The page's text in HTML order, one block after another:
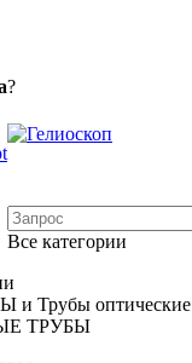
?
Все категории
Трубы оптические
ТРУБЫ